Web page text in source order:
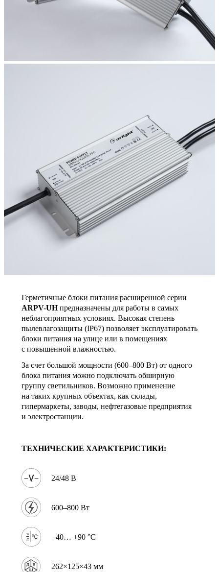
Герметичные блоки питания расширенной серии
ARPV-UHпредназначены для работы в самых
неблагоприятных условиях. Высокая степень
пылевлагозащиты (IP67) позволяет эксплуатировать
блоки питания на улице или в помещениях
с повышенной влажностью.
За счет большой мощности (600–800 Вт) от одного
блока питания можно подключать обширную
группу светильников. Возможно применение
на таких крупных объектах, как склады,
гипермаркеты, заводы, нефтегазовые предприятия
и электростанции.
ТЕХНИЧЕСКИЕ ХАРАКТЕРИСТИКИ:
24/48 В
600–800 Вт
−40… +90 °C
262×125×43 мм